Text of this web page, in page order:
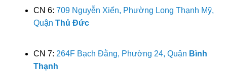
CN 6: 709 Nguyễn Xiển, Phường Long Thạnh Mỹ,
Quận Thủ Đức
CN 7: 264F Bạch Đằng, Phường 24, Quận Bình
Thạnh